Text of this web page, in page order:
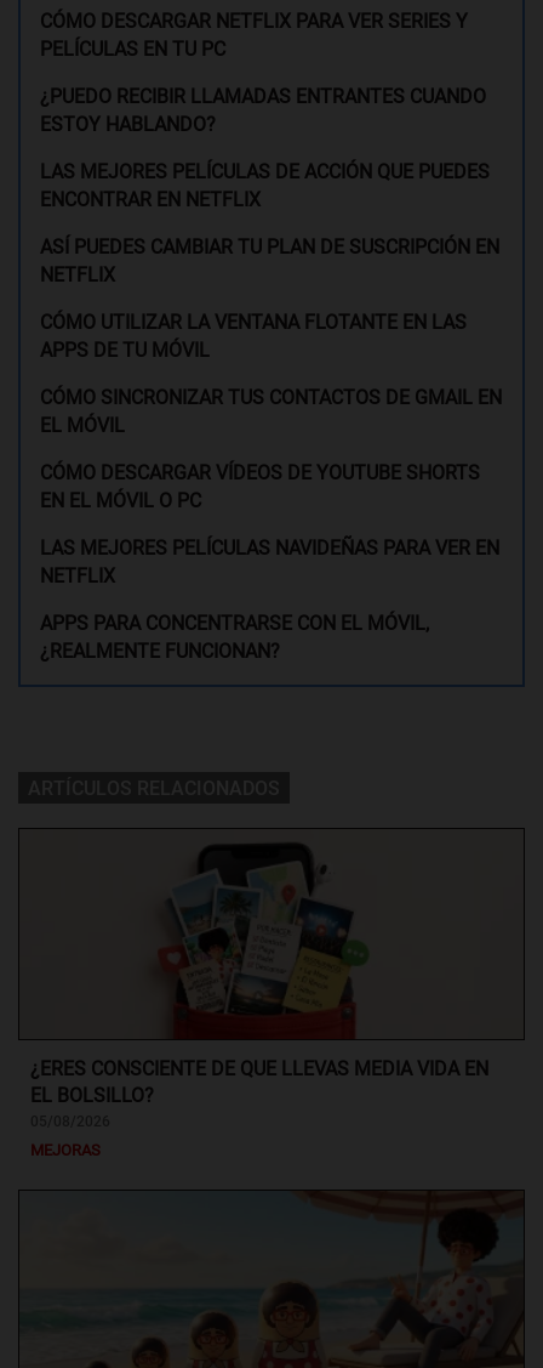
CÓMO DESCARGAR NETFLIX PARA VER SERIES Y
PELÍCULAS EN TU PC
¿PUEDO RECIBIR LLAMADAS ENTRANTES CUANDO
ESTOY HABLANDO?
LAS MEJORES PELÍCULAS DE ACCIÓN QUE PUEDES
ENCONTRAR EN NETFLIX
ASÍ PUEDES CAMBIAR TU PLAN DE SUSCRIPCIÓN EN
NETFLIX
CÓMO UTILIZAR LA VENTANA FLOTANTE EN LAS
APPS DE TU MÓVIL
CÓMO SINCRONIZAR TUS CONTACTOS DE GMAIL EN
EL MÓVIL
CÓMO DESCARGAR VÍDEOS DE YOUTUBE SHORTS
EN EL MÓVIL O PC
LAS MEJORES PELÍCULAS NAVIDEÑAS PARA VER EN
NETFLIX
APPS PARA CONCENTRARSE CON EL MÓVIL,
¿REALMENTE FUNCIONAN?
¿ERES CONSCIENTE DE QUE LLEVAS MEDIA VIDA EN
EL BOLSILLO?
MEJORAS